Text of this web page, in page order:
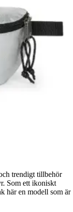
trendigt tillbehör
Som ett ikoniskt
här en modell som är